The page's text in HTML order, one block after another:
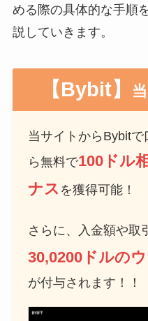
める際の具体的な手順
説していきます。
【Bybit】
当サイトからBybit
ら無料で100ドル
ナス を獲得可能！
さらに、入金額や取
30,0200ドルの
が付与されます！！